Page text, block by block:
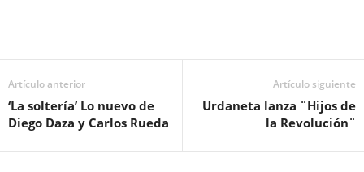
Artículo anterior
‘La soltería’ Lo nuevo de
Diego Daza y Carlos Rueda
Artículo siguiente
Urdaneta lanza ¨Hijos de
la Revolución¨